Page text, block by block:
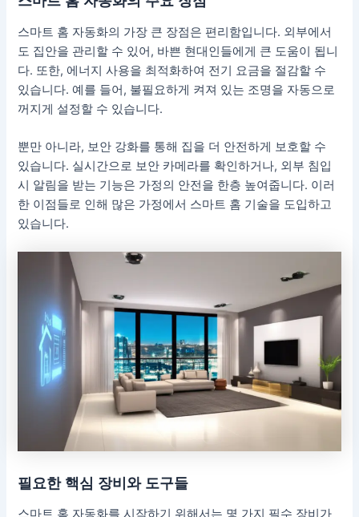
스마트 홈 자동화의 가장 큰 장점은 편리함입니다. 외부에서
도 집안을 관리할 수 있어, 바쁜 현대인들에게 큰 도움이 됩니
다. 또한, 에너지 사용을 최적화하여 전기 요금을 절감할 수
있습니다. 예를 들어, 불필요하게 켜져 있는 조명을 자동으로
꺼지게 설정할 수 있습니다.
뿐만 아니라, 보안 강화를 통해 집을 더 안전하게 보호할 수
있습니다. 실시간으로 보안 카메라를 확인하거나, 외부 침입
시 알림을 받는 기능은 가정의 안전을 한층 높여줍니다. 이러
한 이점들로 인해 많은 가정에서 스마트 홈 기술을 도입하고
있습니다.
필요한 핵심 장비와 도구들
스마트 홈 자동화를 시작하기 위해서는 몇 가지 필수 장비가